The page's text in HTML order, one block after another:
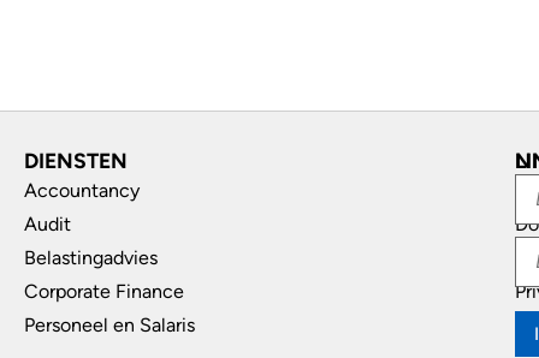
DIENSTEN
Accountancy
Audit
Belastingadvies
Corporate Finance
Personeel en Salaris